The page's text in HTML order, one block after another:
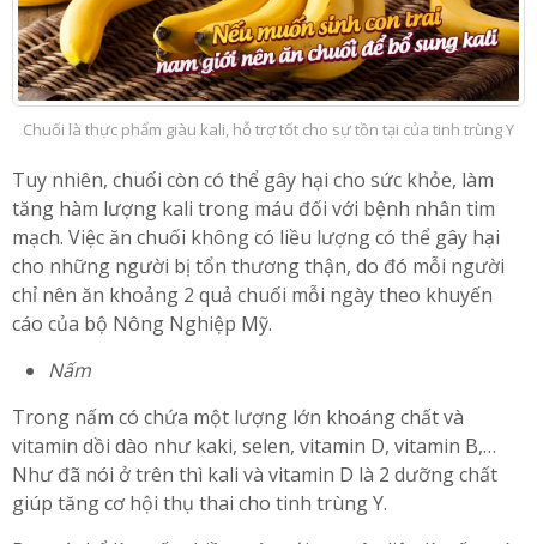
Chuối là thực phẩm giàu kali, hỗ trợ tốt cho sự tồn tại của tinh trùng Y
Tuy nhiên, chuối còn có thể gây hại cho sức khỏe, làm
tăng hàm lượng kali trong máu đối với bệnh nhân tim
mạch. Việc ăn chuối không có liều lượng có thể gây hại
cho những người bị tổn thương thận, do đó mỗi người
chỉ nên ăn khoảng 2 quả chuối mỗi ngày theo khuyến
cáo của bộ Nông Nghiệp Mỹ.
Nấm
Trong nấm có chứa một lượng lớn khoáng chất và
vitamin dồi dào như kaki, selen, vitamin D, vitamin B,…
Như đã nói ở trên thì kali và vitamin D là 2 dưỡng chất
giúp tăng cơ hội thụ thai cho tinh trùng Y.